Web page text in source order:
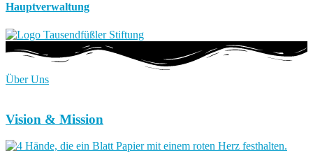
Hauptverwaltung
Über Uns
Vision & Mission